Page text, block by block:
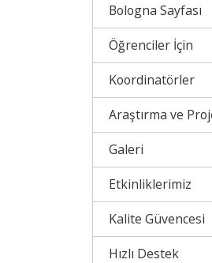
Bologna Sayfası
Öğrenciler İçin
Koordinatörler
Araştırma ve
Galeri
Etkinliklerimiz
Kalite Güvencesi
Hızlı Destek